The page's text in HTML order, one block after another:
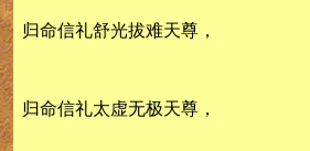
归命信礼舒光拔难天尊，
归命信礼太虚无极天尊，